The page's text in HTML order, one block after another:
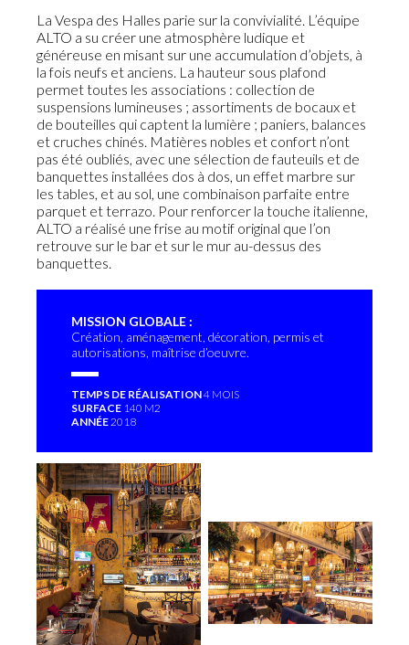
La Vespa des Halles parie sur la convivialité. L’équipe
ALTO a su créer une atmosphère ludique et
généreuse en misant sur une accumulation d’objets, à
la fois neufs et anciens. La hauteur sous plafond
permet toutes les associations : collection de
suspensions lumineuses ; assortiments de bocaux et
de bouteilles qui captent la lumière ; paniers, balances
et cruches chinés. Matières nobles et confort n’ont
pas été oubliés, avec une sélection de fauteuils et de
banquettes installées dos à dos, un effet marbre sur
les tables, et au sol, une combinaison parfaite entre
parquet et terrazo. Pour renforcer la touche italienne,
ALTO a réalisé une frise au motif original que l’on
retrouve sur le bar et sur le mur au-dessus des
banquettes.
MISSION GLOBALE :
Création, aménagement, décoration, permis et
autorisations, maîtrise d’oeuvre.
TEMPS DE RÉALISATION4 MOIS
SURFACE 140 M2
ANNÉE2018